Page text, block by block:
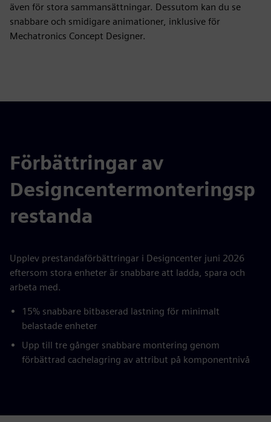
även för stora sammansättningar. Dessutom kan du se
snabbare och smidigare animationer, inklusive för
Mechatronics Concept Designer.
Förbättringar av
Designcentermonteringsp
restanda
Upplev prestandaförbättringar i Designcenter juni 2026
eftersom stora enheter är snabbare att ladda, spara och
arbeta med.
15% snabbare bitbaserad lastning för minimalt
belastade enheter
Upp till tre gånger snabbare montering genom
förbättrad cachelagring av attribut på komponentnivå